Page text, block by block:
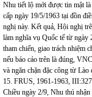
Nhu tiết lộ mới được tin mật
cấp ngày 19/5/1963 tại đồn
nghị này. Kết quả, Hội nghị
làm nghĩa vụ Quốc tế từ ngày
tham chiến, giao trách nhiệm
nếu báo cáo trên là đúng,
và ngăn chặn đặc công từ
15. FRUS, 1961-1963,
Chiều ngày 2/9, Nhu thú